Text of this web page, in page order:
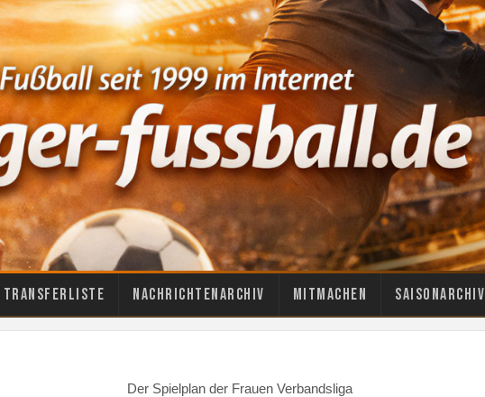
Transferliste Nachrichtenarchiv Mitmachen Saisonarchiv
Der Spielplan der Frauen Verbandsliga